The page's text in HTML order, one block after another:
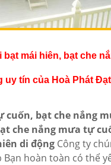
bạt mái hiên, bạt che
uy tín của Hoà Phát Đạt
cuốn, bạt che nắng
che nắng mưa tự
di động Công ty
Bạn hoàn toàn có thể